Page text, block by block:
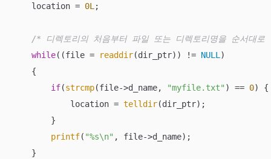
    location =
0L ;
/* 디렉토리의 처음부터 파일 또는 디렉토리명을 순서대
while((file = readdir(dir_ptr)) != NULL )
    {
if(strcmp(file->d_name, "myfile.txt" ) == 0) {
            location =
telldir(dir_ptr);
        }
printf( "%s\n" , file->d_name);
    }